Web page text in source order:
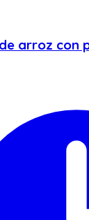
arroz con